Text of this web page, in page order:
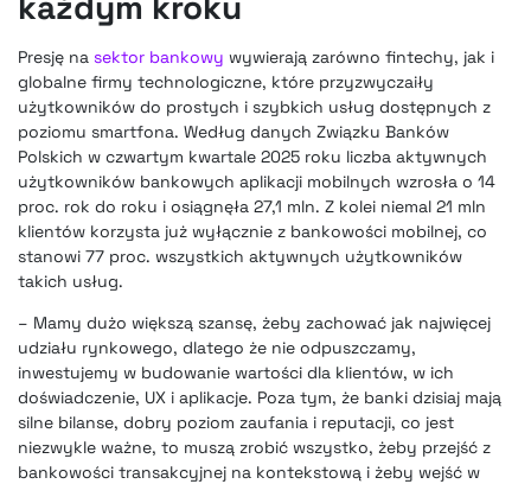
Presję na sektor bankowy wywierają zarówno fintechy, jak i
globalne firmy technologiczne, które przyzwyczaiły
użytkowników do prostych i szybkich usług dostępnych z
poziomu smartfona. Według danych Związku Banków
Polskich w czwartym kwartale 2025 roku liczba aktywnych
użytkowników bankowych aplikacji mobilnych wzrosła o 14
proc. rok do roku i osiągnęła 27,1 mln. Z kolei niemal 21 mln
klientów korzysta już wyłącznie z bankowości mobilnej, co
stanowi 77 proc. wszystkich aktywnych użytkowników
takich usług.
– Mamy dużo większą szansę, żeby zachować jak najwięcej
udziału rynkowego, dlatego że nie odpuszczamy,
inwestujemy w budowanie wartości dla klientów, w ich
doświadczenie, UX i aplikacje. Poza tym, że banki dzisiaj mają
silne bilanse, dobry poziom zaufania i reputacji, co jest
niezwykle ważne, to muszą zrobić wszystko, żeby przejść z
bankowości transakcyjnej na kontekstową i żeby wejść w